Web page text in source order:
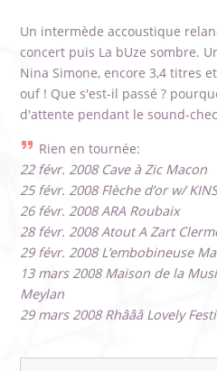
Un intermède accoustique
concert puis La bUze sombre.
Nina Simone, encore 3,4 titres
ouf ! Que s'est-il passé ?
d'attente pendant le sound-
Rien en tournée:
22 févr. 2008 Cave à Zic Macon
25 févr. 2008 Flèche d’or w/
26 févr. 2008 ARA Roubaix
28 févr. 2008 Atout A Zart
29 févr. 2008 L’embobineuse
13 mars 2008 Maison de la
Meylan
29 mars 2008 Rhâââ Lovely